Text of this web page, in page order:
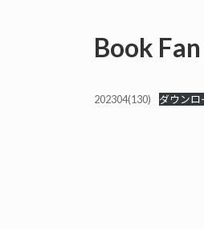
Book
202304(130) ダウンロ